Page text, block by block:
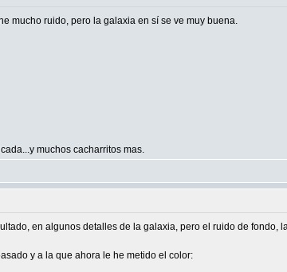
mucho ruido, pero la galaxia en sí se ve muy buena.
muchos cacharritos mas.
en algunos detalles de la galaxia, pero el ruido de
y a la que ahora le he metido el color: